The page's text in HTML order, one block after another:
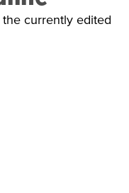
currently edited